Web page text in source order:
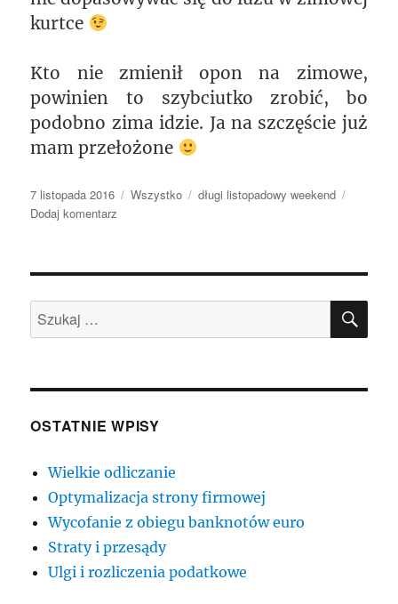
kurtce
Kto nie zmienił opon na zimowe,
powinien to szybciutko zrobić, bo
podobno zima idzie. Ja na szczęście już
mam przełożone
Data
publikacji
7 listopada 2016 Kategorie
Wszystko Tagi
długi listopadowy weekend
Dodaj komentarz
weekend
Szukaj:
OSTATNIE WPISY
Wielkie odliczanie
Optymalizacja strony firmowej
Wycofanie z obiegu banknotów euro
Straty i przesądy
Ulgi i rozliczenia podatkowe